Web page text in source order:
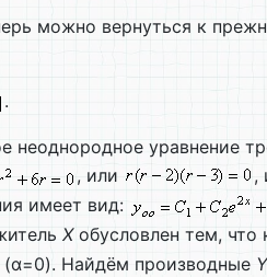
можно вернуться к
.
неоднородное уравнение
, или ,
имеет вид:
Хобусловлен тем, что
(α=0). Найдём производные Y